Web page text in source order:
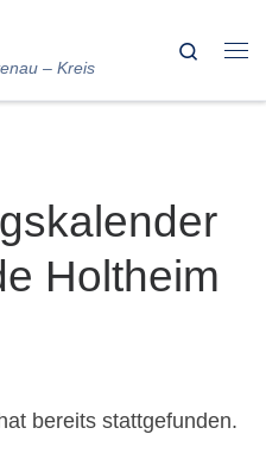
– Kreis
Search
Holtheim
bereits stattgefunden.